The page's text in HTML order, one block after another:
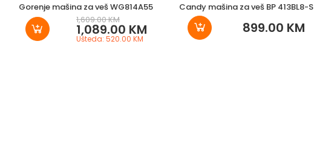
Gorenje mašina za veš WG814A55
1,609.00 KM
1,089.00 KM
Ušteda: 520.00 KM
Candy mašina za veš BP 413BL8-S
899.00 KM